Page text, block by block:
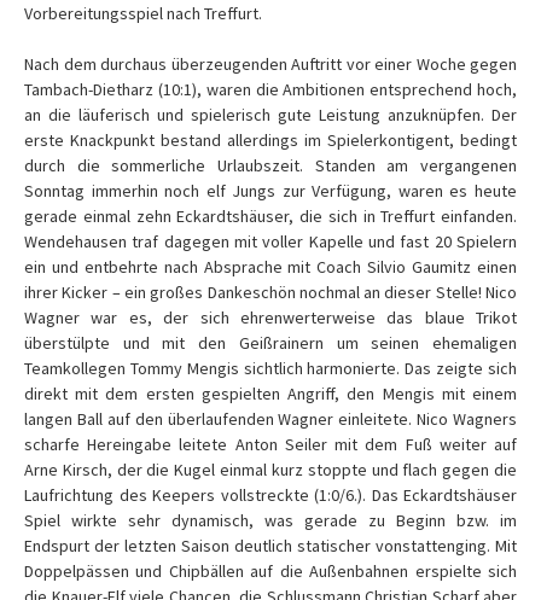
Vorbereitungsspiel nach Treffurt.
Nach dem durchaus überzeugenden Auftritt vor einer Woche gegen
Tambach-Dietharz (10:1), waren die Ambitionen entsprechend hoch,
an die läuferisch und spielerisch gute Leistung anzuknüpfen. Der
erste Knackpunkt bestand allerdings im Spielerkontigent, bedingt
durch die sommerliche Urlaubszeit. Standen am vergangenen
Sonntag immerhin noch elf Jungs zur Verfügung, waren es heute
gerade einmal zehn Eckardtshäuser, die sich in Treffurt einfanden.
Wendehausen traf dagegen mit voller Kapelle und fast 20 Spielern
ein und entbehrte nach Absprache mit Coach Silvio Gaumitz einen
ihrer Kicker – ein großes Dankeschön nochmal an dieser Stelle! Nico
Wagner war es, der sich ehrenwerterweise das blaue Trikot
überstülpte und mit den Geißrainern um seinen ehemaligen
Teamkollegen Tommy Mengis sichtlich harmonierte. Das zeigte sich
direkt mit dem ersten gespielten Angriff, den Mengis mit einem
langen Ball auf den überlaufenden Wagner einleitete. Nico Wagners
scharfe Hereingabe leitete Anton Seiler mit dem Fuß weiter auf
Arne Kirsch, der die Kugel einmal kurz stoppte und flach gegen die
Laufrichtung des Keepers vollstreckte (1:0/6.). Das Eckardtshäuser
Spiel wirkte sehr dynamisch, was gerade zu Beginn bzw. im
Endspurt der letzten Saison deutlich statischer vonstattenging. Mit
Doppelpässen und Chipbällen auf die Außenbahnen erspielte sich